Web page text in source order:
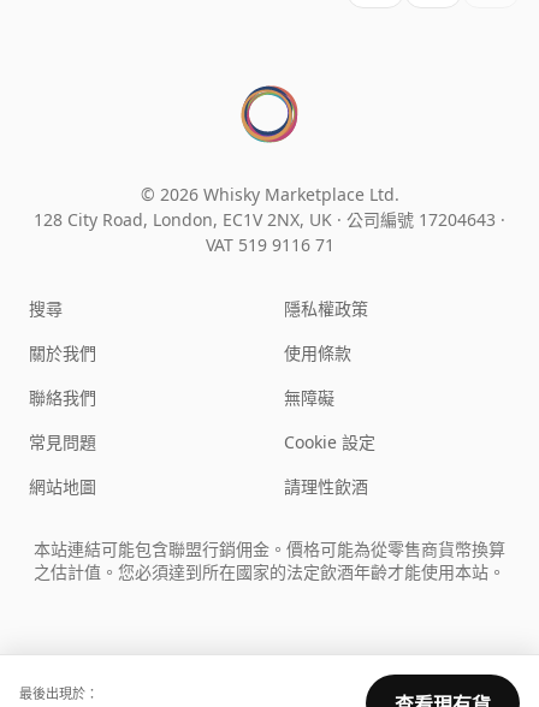
最後出現於：
© 2026 Whisky Marketplace Ltd.
128 City Road, London, EC1V 2NX, UK · 公司編號 17204643 ·
VAT 519 9116 71
搜尋
關於我們
聯絡我們
常見問題
網站地圖
隱私權政策
使用條款
無障礙
Cookie 設定
請理性飲酒
本站連結可能包含聯盟行銷佣金。價格可能為從零售商貨幣換算
之估計值。您必須達到所在國家的法定飲酒年齡才能使用本站。